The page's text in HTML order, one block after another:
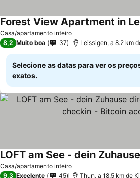
Casa/apartamento inteiro
8,2 Muito boa 37 Leissigen, a 8.2 km
Selecione as datas para ver os
exatos.
Casa/apartamento inteiro
9,3 Excelente 45 Thun, a 18.5 km de